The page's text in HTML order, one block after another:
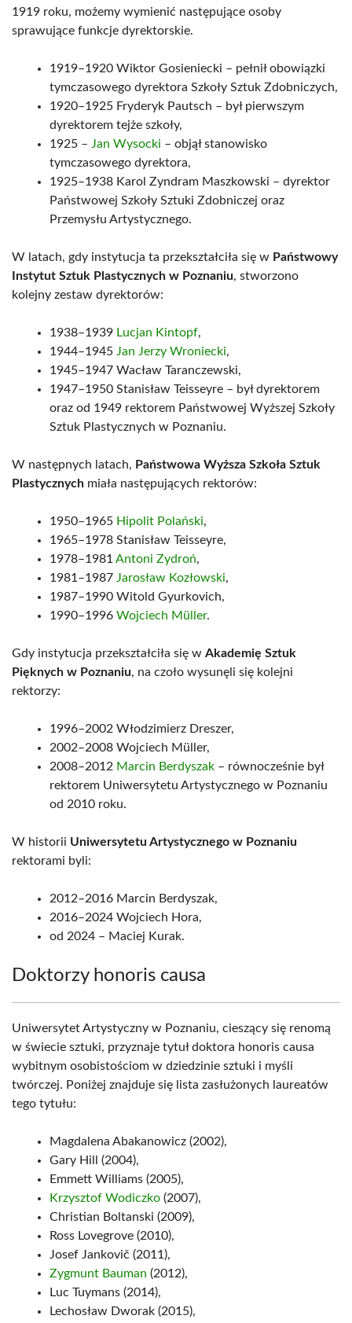
1919 roku, możemy wymienić następujące osoby
sprawujące funkcje dyrektorskie.
1919–1920 Wiktor Gosieniecki – pełnił obowiązki
tymczasowego dyrektora Szkoły Sztuk Zdobniczych,
1920–1925 Fryderyk Pautsch – był pierwszym
dyrektorem tejże szkoły,
1925 – Jan Wysocki – objął stanowisko
tymczasowego dyrektora,
1925–1938 Karol Zyndram Maszkowski – dyrektor
Państwowej Szkoły Sztuki Zdobniczej oraz
Przemysłu Artystycznego.
W latach, gdy instytucja ta przekształciła się w Państwowy
Instytut Sztuk Plastycznych w Poznaniu, stworzono
kolejny zestaw dyrektorów:
1938–1939 Lucjan Kintopf,
1944–1945 Jan Jerzy Wroniecki,
1945–1947 Wacław Taranczewski,
1947–1950 Stanisław Teisseyre – był dyrektorem
oraz od 1949 rektorem Państwowej Wyższej Szkoły
Sztuk Plastycznych w Poznaniu.
W następnych latach, Państwowa Wyższa Szkoła Sztuk
Plastycznych miała następujących rektorów:
1950–1965 Hipolit Polański,
1965–1978 Stanisław Teisseyre,
1978–1981 Antoni Zydroń,
1981–1987 Jarosław Kozłowski,
1987–1990 Witold Gyurkovich,
1990–1996 Wojciech Müller.
Gdy instytucja przekształciła się w Akademię Sztuk
Pięknych w Poznaniu, na czoło wysunęli się kolejni
rektorzy:
1996–2002 Włodzimierz Dreszer,
2002–2008 Wojciech Müller,
2008–2012 Marcin Berdyszak – równocześnie był
rektorem Uniwersytetu Artystycznego w Poznaniu
od 2010 roku.
W historii Uniwersytetu Artystycznego w Poznaniu
rektorami byli:
2012–2016 Marcin Berdyszak,
2016–2024 Wojciech Hora,
od 2024 – Maciej Kurak.
Doktorzy honoris causa
Uniwersytet Artystyczny w Poznaniu, cieszący się renomą
w świecie sztuki, przyznaje tytuł doktora honoris causa
wybitnym osobistościom w dziedzinie sztuki i myśli
twórczej. Poniżej znajduje się lista zasłużonych laureatów
tego tytułu:
Magdalena Abakanowicz (2002),
Gary Hill (2004),
Emmett Williams (2005),
Krzysztof Wodiczko (2007),
Christian Boltanski (2009),
Ross Lovegrove (2010),
Josef Jankovič (2011),
Zygmunt Bauman (2012),
Luc Tuymans (2014),
Lechosław Dworak (2015),